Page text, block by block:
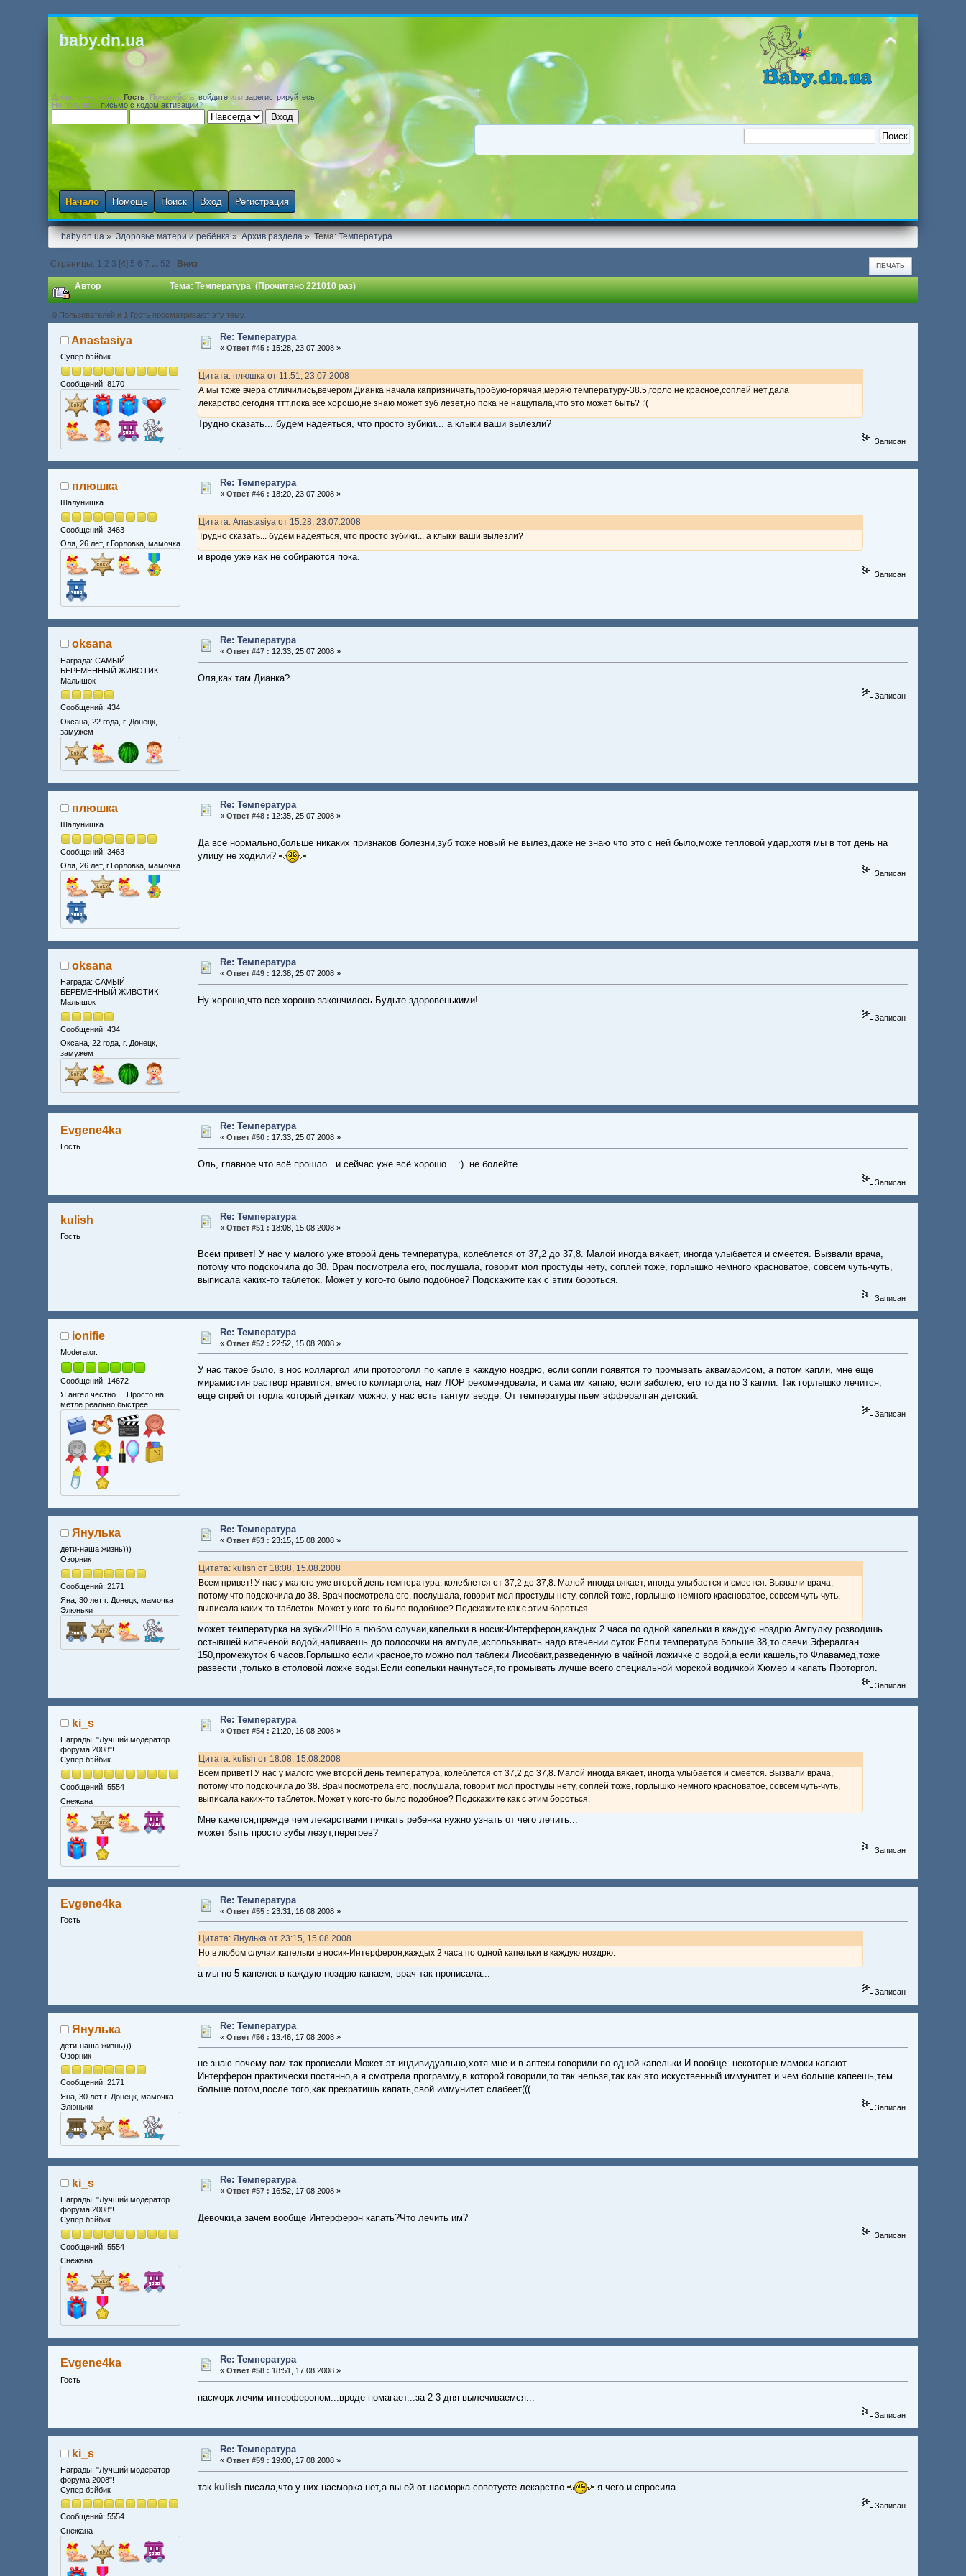
baby.dn.ua
Добро пожаловать,Гость . Пожалуйста,войдите илизарегистрируйтесь
Не получилиписьмо с кодом активации?
Начало Помощь Поиск Вход Регистрация
baby.dn.ua» Здоровье матери и ребёнка» Архив раздела» Тема:Температура
ПЕЧАТЬ
Страницы: 1 2 3 [4] 5 6 7 ... 52 Вниз
Автор Тема: Температура (Прочитано 221010 раз)
0 Пользователей и 1 Гость просматривают эту тему.
Anastasiya
Супер бэйбик
Сообщений: 8170
Re: Температура
« Ответ #45 : 15:28, 23.07.2008 »
Цитата: плюшка от 11:51, 23.07.2008
А мы тоже вчера отличились,вечером Дианка начала капризничать,пробую-горячая,меряю температуру-38.5,горло не красное,соплей нет,дала
лекарство,сегодня ттт,пока все хорошо,не знаю может зуб лезет,но пока не нащупала,что это может быть? :'(
Трудно сказать... будем надеяться, что просто зубики... а клыки ваши вылезли?
Записан
плюшка
Шалунишка
Сообщений: 3463
Оля, 26 лет, г.Горловка, мамочка
Re: Температура
« Ответ #46 : 18:20, 23.07.2008 »
Цитата: Anastasiya от 15:28, 23.07.2008
Трудно сказать... будем надеяться, что просто зубики... а клыки ваши вылезли?
и вроде уже как не собираются пока.
Записан
oksana
Награда: САМЫЙ
БЕРЕМЕННЫЙ ЖИВОТИК
Малышок
Сообщений: 434
Оксана, 22 года, г. Донецк,
замужем
Re: Температура
« Ответ #47 : 12:33, 25.07.2008 »
Оля,как там Дианка?
Записан
плюшка
Шалунишка
Сообщений: 3463
Оля, 26 лет, г.Горловка, мамочка
Re: Температура
« Ответ #48 : 12:35, 25.07.2008 »
Да все нормально,больше никаких признаков болезни,зуб тоже новый не вылез,даже не знаю что это с ней было,може тепловой удар,хотя мы в тот день на
улицу не ходили?
Записан
oksana
Награда: САМЫЙ
БЕРЕМЕННЫЙ ЖИВОТИК
Малышок
Сообщений: 434
Оксана, 22 года, г. Донецк,
замужем
Re: Температура
« Ответ #49 : 12:38, 25.07.2008 »
Ну хорошо,что все хорошо закончилось.Будьте здоровенькими!
Записан
Evgene4ka
Гость
Re: Температура
« Ответ #50 : 17:33, 25.07.2008 »
Оль, главное что всё прошло...и сейчас уже всё хорошо... :) не болейте
Записан
kulish
Гость
Re: Температура
« Ответ #51 : 18:08, 15.08.2008 »
Всем привет! У нас у малого уже второй день температура, колеблется от 37,2 до 37,8. Малой иногда вякает, иногда улыбается и смеется. Вызвали врача,
потому что подскочила до 38. Врач посмотрела его, послушала, говорит мол простуды нету, соплей тоже, горлышко немного красноватое, совсем чуть-чуть,
выписала каких-то таблеток. Может у кого-то было подобное? Подскажите как с этим бороться.
Записан
ionifie
Moderator.
Сообщений: 14672
Я ангел честно ... Просто на
метле реально быстрее
Re: Температура
« Ответ #52 : 22:52, 15.08.2008 »
У нас такое было, в нос колларгол или проторголл по капле в каждую ноздрю, если сопли появятся то промывать аквамарисом, а потом капли, мне еще
мирамистин раствор нравится, вместо колларгола, нам ЛОР рекомендовала, и сама им капаю, если заболею, его тогда по 3 капли. Так горлышко лечится,
еще спрей от горла который деткам можно, у нас есть тантум верде. От температуры пьем эффералган детский.
Записан
Янулька
дети-наша жизнь)))
Озорник
Сообщений: 2171
Яна, 30 лет г. Донецк, мамочка
Элюньки
Re: Температура
« Ответ #53 : 23:15, 15.08.2008 »
Цитата: kulish от 18:08, 15.08.2008
Всем привет! У нас у малого уже второй день температура, колеблется от 37,2 до 37,8. Малой иногда вякает, иногда улыбается и смеется. Вызвали врача,
потому что подскочила до 38. Врач посмотрела его, послушала, говорит мол простуды нету, соплей тоже, горлышко немного красноватое, совсем чуть-чуть,
выписала каких-то таблеток. Может у кого-то было подобное? Подскажите как с этим бороться.
может температурка на зубки?!!!Но в любом случаи,капельки в носик-Интерферон,каждых 2 часа по одной капельки в каждую ноздрю.Ампулку розводишь
остывшей кипяченой водой,наливаешь до полосочки на ампуле,использывать надо втечении суток.Если температура больше 38,то свечи Эфералган
150,промежуток 6 часов.Горлышко если красное,то можно пол таблеки Лисобакт,разведенную в чайной ложичке с водой,а если кашель,то Флавамед,тоже
развести ,только в столовой ложке воды.Если сопельки начнуться,то промывать лучше всего специальной морской водичкой Хюмер и капать Проторгол.
Записан
ki_s
Награды: "Лучший модератор
форума 2008"!
Супер бэйбик
Сообщений: 5554
Снежана
Re: Температура
« Ответ #54 : 21:20, 16.08.2008 »
Цитата: kulish от 18:08, 15.08.2008
Всем привет! У нас у малого уже второй день температура, колеблется от 37,2 до 37,8. Малой иногда вякает, иногда улыбается и смеется. Вызвали врача,
потому что подскочила до 38. Врач посмотрела его, послушала, говорит мол простуды нету, соплей тоже, горлышко немного красноватое, совсем чуть-чуть,
выписала каких-то таблеток. Может у кого-то было подобное? Подскажите как с этим бороться.
Мне кажется,прежде чем лекарствами пичкать ребенка нужно узнать от чего лечить...
может быть просто зубы лезут,перегрев?
Записан
Evgene4ka
Гость
Re: Температура
« Ответ #55 : 23:31, 16.08.2008 »
Цитата: Янулька от 23:15, 15.08.2008
Но в любом случаи,капельки в носик-Интерферон,каждых 2 часа по одной капельки в каждую ноздрю.
а мы по 5 капелек в каждую ноздрю капаем, врач так прописала...
Записан
Янулька
дети-наша жизнь)))
Озорник
Сообщений: 2171
Яна, 30 лет г. Донецк, мамочка
Элюньки
Re: Температура
« Ответ #56 : 13:46, 17.08.2008 »
не знаю почему вам так прописали.Может эт индивидуально,хотя мне и в аптеки говорили по одной капельки.И вообще некоторые мамоки капают
Интерферон практически постянно,а я смотрела программу,в которой говорили,то так нельзя,так как это искуственный иммунитет и чем больше капеешь,тем
больше потом,после того,как прекратишь капать,свой иммунитет слабеет(((
Записан
ki_s
Награды: "Лучший модератор
форума 2008"!
Супер бэйбик
Сообщений: 5554
Снежана
Re: Температура
« Ответ #57 : 16:52, 17.08.2008 »
Девочки,а зачем вообще Интерферон капать?Что лечить им?
Записан
Evgene4ka
Гость
Re: Температура
« Ответ #58 : 18:51, 17.08.2008 »
насморк лечим интерфероном...вроде помагает...за 2-3 дня вылечиваемся...
Записан
ki_s
Награды: "Лучший модератор
форума 2008"!
Супер бэйбик
Сообщений: 5554
Снежана
Re: Температура
« Ответ #59 : 19:00, 17.08.2008 »
так kulish писала,что у них насморка нет,а вы ей от насморка советуете лекарство я чего и спросила...
Записан